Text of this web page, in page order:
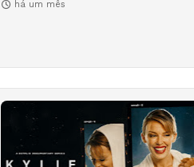
há um mês